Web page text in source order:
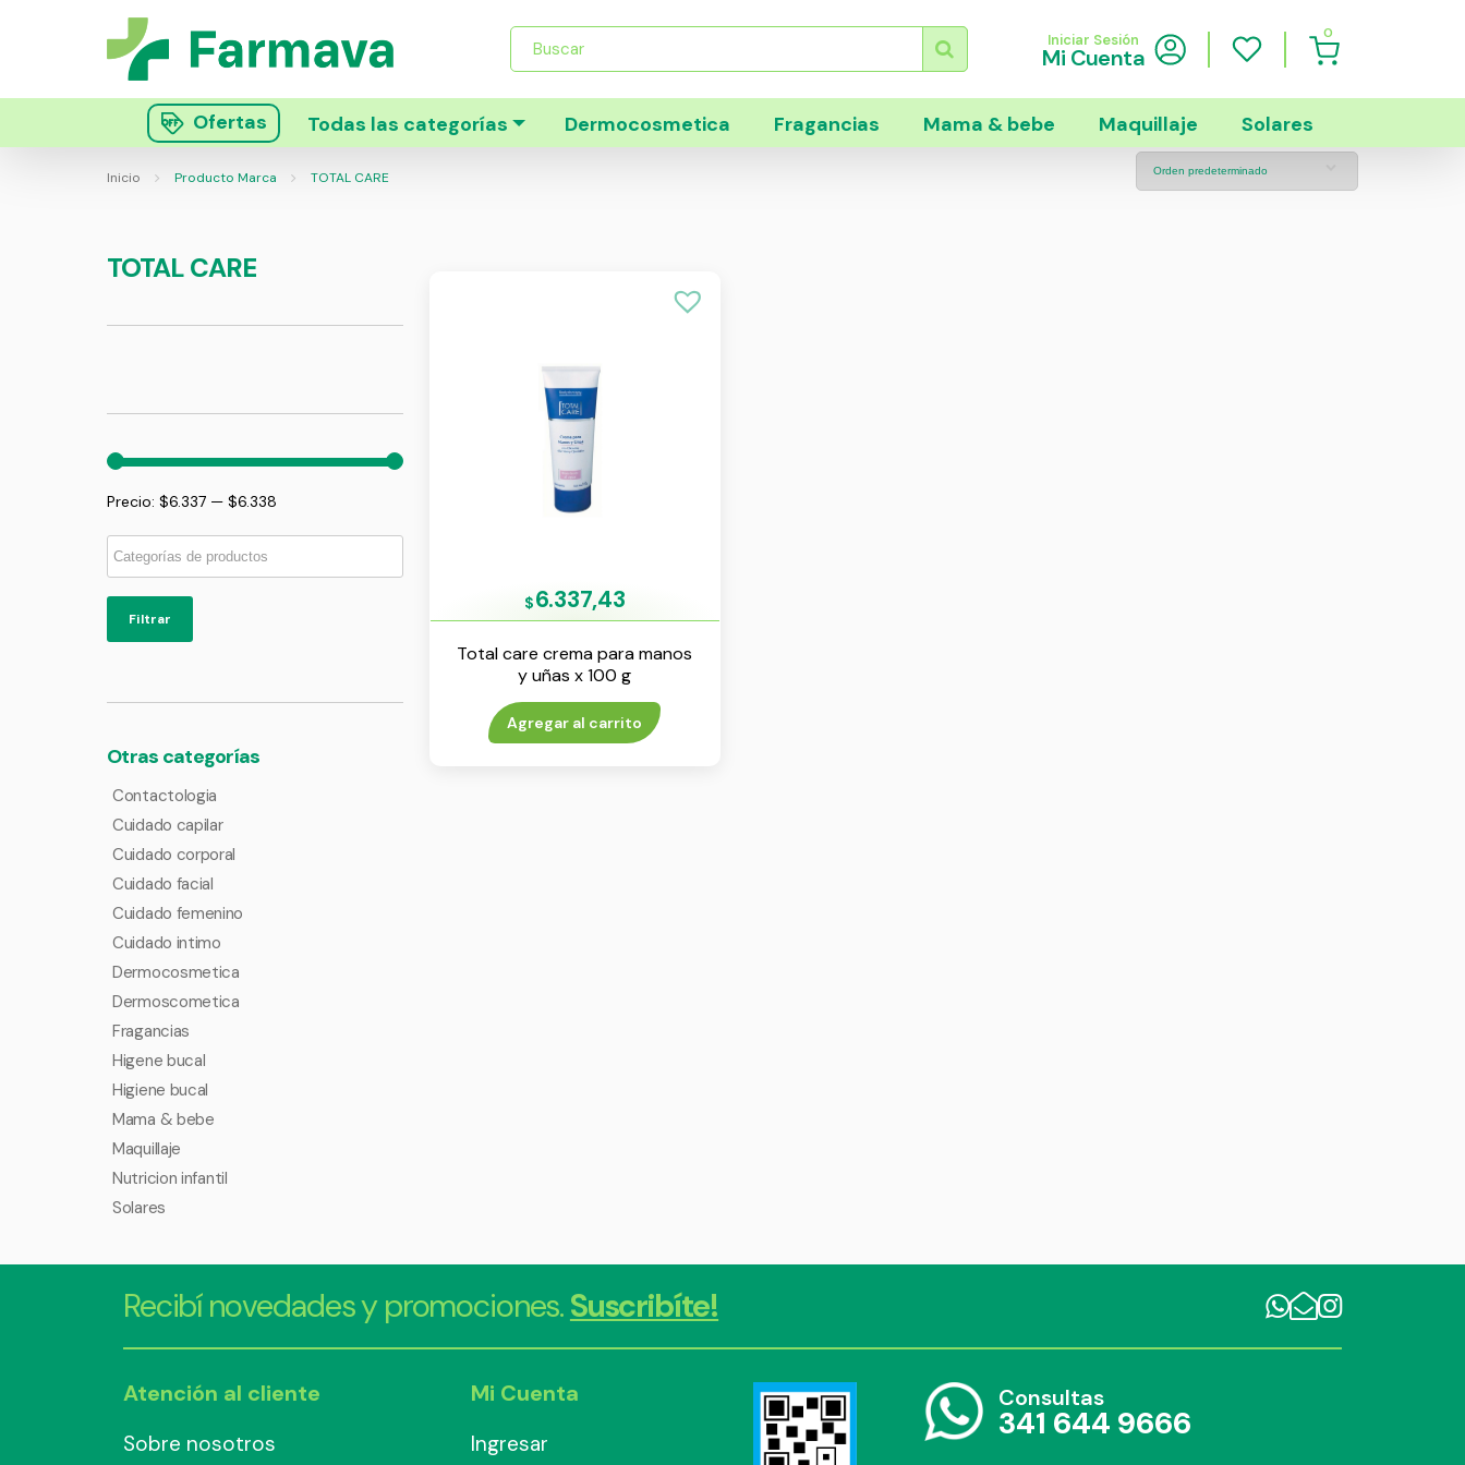
Búsqueda
productos
Iniciar Sesión
Mi Cuenta
0
Ofertas Todas las categorías Dermocosmetica Fragancias Mama & bebe Maquillaje Solares
Inicio Producto Marca TOTAL CARE
TOTAL CARE
Precio: $6.337 — $6.338
Filtrar
Otras categorías
Contactologia
Cuidado capilar
Cuidado corporal
Cuidado facial
Cuidado femenino
Cuidado intimo
Dermocosmetica
Dermoscometica
Fragancias
Higene bucal
Higiene bucal
Mama & bebe
Maquillaje
Nutricion infantil
Solares
$6.337,43
Total care crema para manos
y uñas x 100 g
Agregar al carrito
Recibí novedades y promociones.Suscribíte!
Atención al cliente
Sobre nosotros
Mi Cuenta
Ingresar
Consultas
341 644 9666